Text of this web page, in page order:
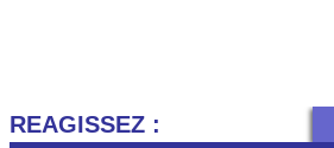
REAGISSEZ :